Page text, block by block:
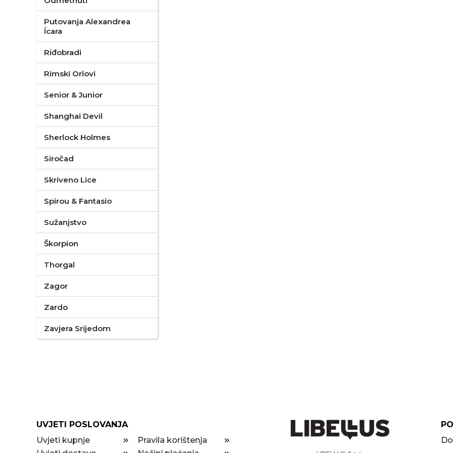
Putovanja Alexandrea
Ícara
Riđobradi
Rimski Orlovi
Senior & Junior
Shanghai Devil
Sherlock Holmes
Siročad
Skriveno Lice
Spirou & Fantasio
Sužanjstvo
Škorpion
Thorgal
Zagor
Zardo
Zavjera Srijedom
UVJETI POSLOVANJA
Uvjeti kupnje
Pravila korištenja